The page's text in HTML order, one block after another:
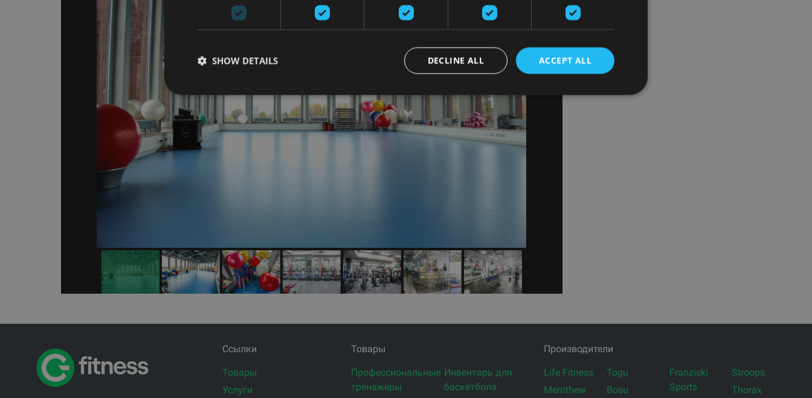
Ссылки
Товары
Услуги
Товары
Профессиональные
тренажеры
Инвентарь для
баскетбола
Производители
Life Fitness
Merrithew
Togu
Bosu
Franziski
Sports
Stroops
Thorax
ACCEPT ALL
DECLINE ALL
SHOW DETAILS